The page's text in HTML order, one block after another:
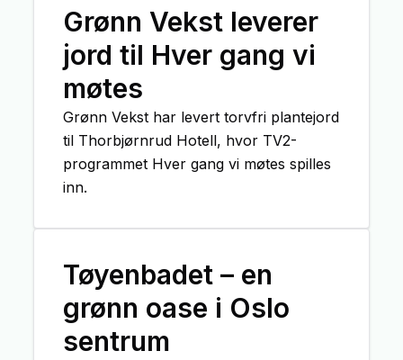
Grønn Vekst leverer
jord til Hver gang vi
møtes
Grønn Vekst har levert torvfri plantejord
til Thorbjørnrud Hotell, hvor TV2-
programmet Hver gang vi møtes spilles
inn.
Tøyenbadet – en
grønn oase i Oslo
sentrum